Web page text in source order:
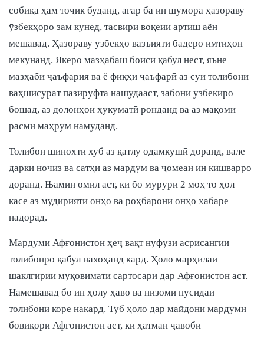
собиқа ҳам тоҷик буданд, агар ба ин шумора ҳазораву
ӯзбекҳоро зам кунед, тасвири воқеии артиш аён
мешавад. Ҳазораву узбекҳо вазъияти бадеро имтиҳон
мекунанд. Якеро мазҳабаш боиси қабул нест, яъне
мазҳаби ҷаъфария ва ё фиқҳи ҷаъфарӣ аз сӯи толибони
ваҳшисурат пазируфта нашудааст, забони узбекиро
бошад, аз долонҳои ҳукуматӣ ронданд ва аз мақоми
расмӣ маҳрум намуданд.
Толибон шинохти хуб аз қатлу одамкушӣ доранд, вале
дарки ночиз ва сатҳӣ аз мардум ва ҷомеаи ин кишварро
доранд. Њамин омил аст, ки бо мурури 2 моҳ то ҳол
касе аз мудирияти онҳо ва роҳбарони онҳо хабаре
надорад.
Мардуми Афғонистон ҳеҷ вақт нуфузи асрисангии
толибонро қабул нахоҳанд кард. Ҳоло марҳилаи
шаклгирии муқовимати сартосарӣ дар Афғонистон аст.
Намешавад бо ин ҳолу ҳаво ва низоми пӯсидаи
толибонӣ коре накард. Туб ҳоло дар майдони мардуми
бовиқори Афғонистон аст, ки ҳатман ҷавоби